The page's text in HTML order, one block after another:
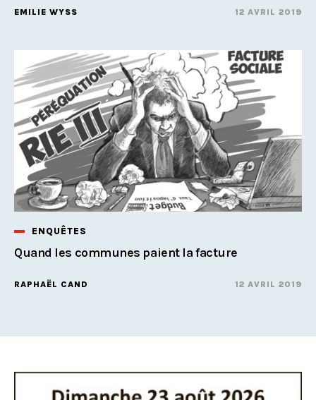
EMILIE WYSS 12 AVRIL 2019
ENQUÊTES
Quand les communes paient la facture
RAPHAËL CAND 12 AVRIL 2019